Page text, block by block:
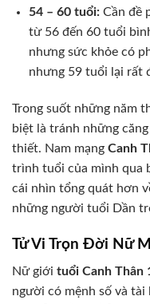
54 – 60 tuổi:Cần đề
từ 56 đến 60 tuổi
nhưng sức khỏe có
nhưng 59 tuổi lại rất
Trong suốt những năm
biệt là tránh những
thiết. Nam mạng Canh
trình tuổi của mình qua
cái nhìn tổng quát hơn
những người tuổi Dần
Tử Vi Trọn Đời Nữ
Nữ giới tuổi Canh Thân
người có mệnh số và tài